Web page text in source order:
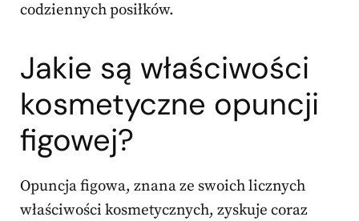
codziennych posiłków.
Jakie są właściwości
kosmetyczne opuncji
figowej?
Opuncja figowa, znana ze swoich licznych
właściwości kosmetycznych, zyskuje coraz